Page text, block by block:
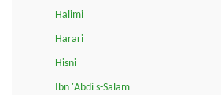
Halimi
Harari
Hisni
Ibn 'Abdi s-Salam